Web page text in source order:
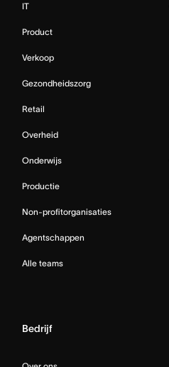
IT
Product
Verkoop
Gezondheidszorg
Retail
Overheid
Onderwijs
Productie
Non-profitorganisaties
Agentschappen
Alle teams
Bedrijf